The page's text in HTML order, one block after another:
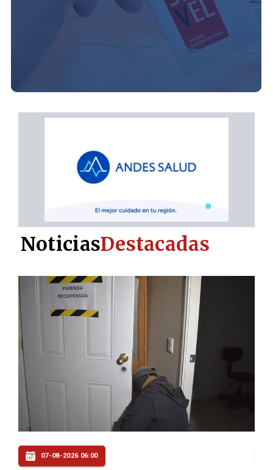
06-08-2026 22:00
NoticiasDestacadas